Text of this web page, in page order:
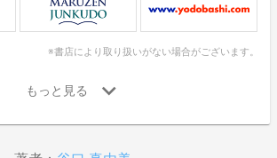
※書店により取り扱いがない場合がございます。